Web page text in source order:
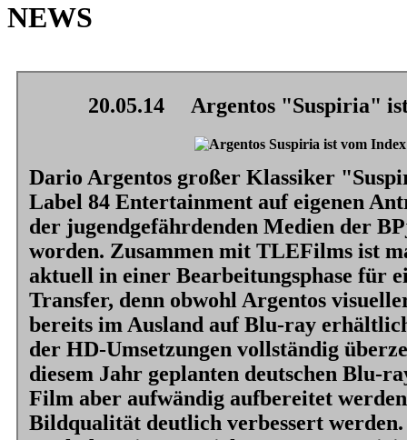
NEWS
20.05.14 Argentos "Suspiria"
Dario Argentos großer Klassiker
Label 84 Entertainment auf eigenen
der jugendgefährdenden Medien der
worden. Zusammen mit TLEFilms ist
aktuell in einer Bearbeitungsphase für
Transfer, denn obwohl Argentos
bereits im Ausland auf Blu-ray
der HD-Umsetzungen vollständig
diesem Jahr geplanten deutschen Blu-
Film aber aufwändig aufbereitet
Bildqualität deutlich verbessert werden.